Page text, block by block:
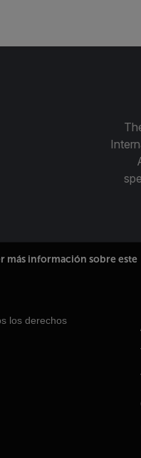
más información sobre este
los derechos